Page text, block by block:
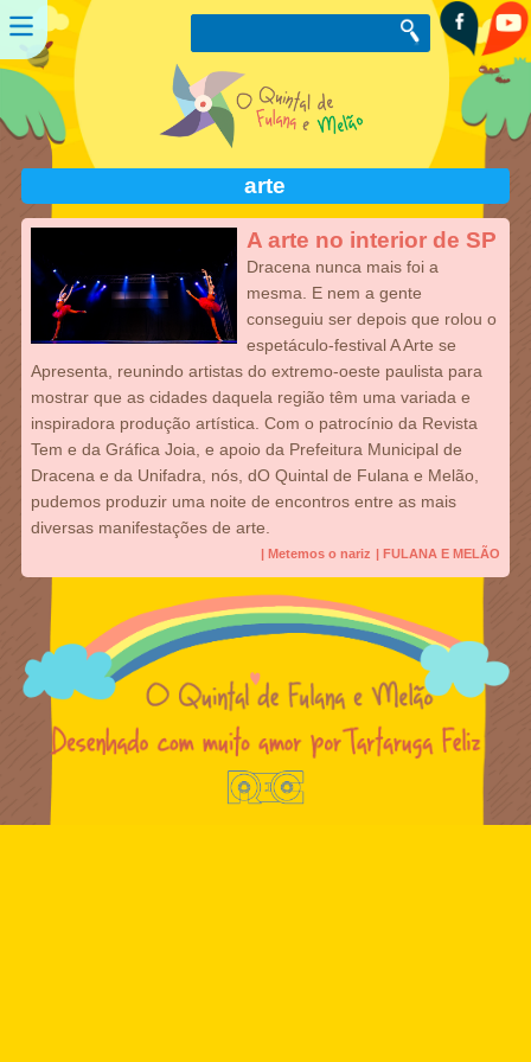
arte
A arte no interior de SP
Dracena nunca mais foi a
mesma. E nem a gente
conseguiu ser depois que rolou o
espetáculo-festival A Arte se
Apresenta, reunindo artistas do extremo-oeste paulista para
mostrar que as cidades daquela região têm uma variada e
inspiradora produção artística. Com o patrocínio da Revista
Tem e da Gráfica Joia, e apoio da Prefeitura Municipal de
Dracena e da Unifadra, nós, dO Quintal de Fulana e Melão,
pudemos produzir uma noite de encontros entre as mais
diversas manifestações de arte.
| FULANA E MELÃO
| Metemos o nariz